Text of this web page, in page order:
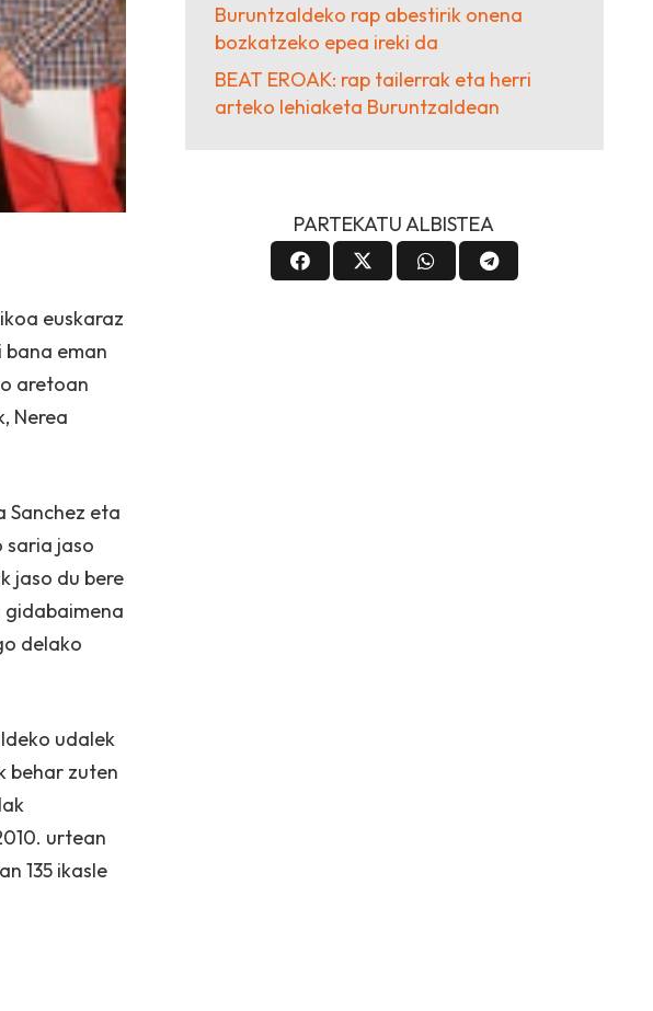
euskaraz
eman
aretoan
Nerea
Sanchez eta
saria jaso
jaso du bere
delako
udalek
behar zuten
urtean
135 ikasle
Buruntzaldeko rap abestirik onena
bozkatzeko epea ireki da
BEAT EROAK: rap tailerrak eta herri
arteko lehiaketa Buruntzaldean
PARTEKATU ALBISTEA